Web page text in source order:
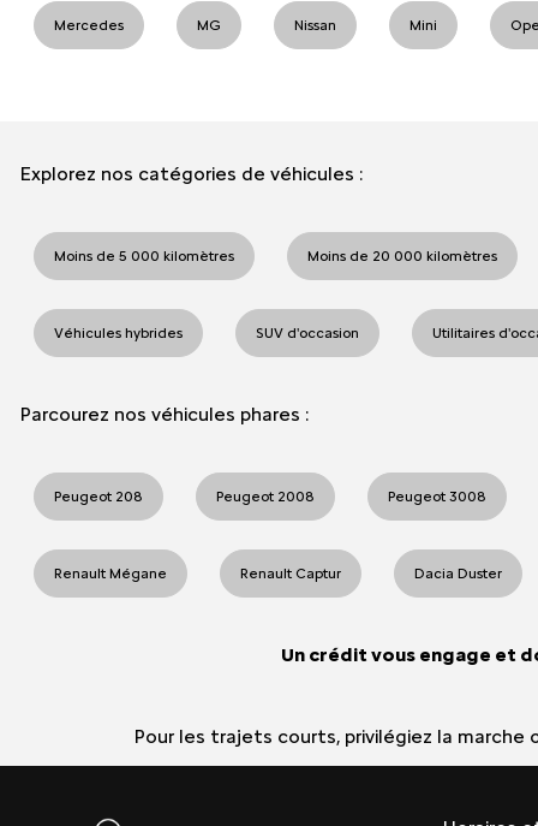
Mercedes MG Nissan Mini
Explorez nos catégories de véhicules :
Moins de 5 000 kilomètres Moins de 20 000 kilomètres
Véhicules hybrides SUV d'occasion Utilitaires
Parcourez nos véhicules phares :
Peugeot 208 Peugeot 2008 Peugeot 3008
Renault Mégane Renault Captur Dacia Duster
Un crédit vous engage et
Pour les trajets courts, privilégiez la marche